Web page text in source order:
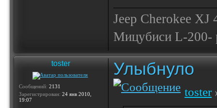
Jeep Cherokee
Мицубиси L-200-
toster
Сообщений: 2131
Зарегистрирован: 24 янв 2010,
19:07
Улыбнуло
toster